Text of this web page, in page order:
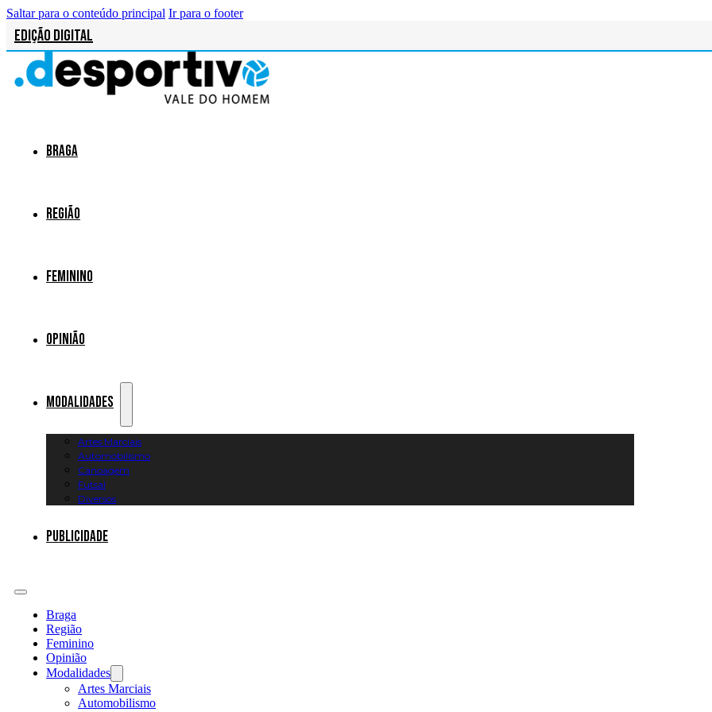
Saltar para o conteúdo principal Ir para o footer
Edição Digital
Braga
Região
Feminino
Opinião
Modalidades
Artes Marciais
Automobilismo
Canoagem
Futsal
Diversos
Publicidade
Braga
Região
Feminino
Opinião
Modalidades
Artes Marciais
Automobilismo